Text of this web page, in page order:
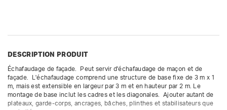
DESCRIPTION PRODUIT
Échafaudage de façade.  Peut servir d'échafaudage de maçon et de
façade.  L'échafaudage comprend une structure de base fixe de 3 m x 1
m, mais est extensible en largeur par 3 m et en hauteur par 2 m. Le
montage de base inclut les cadres et les diagonales.  Ajouter autant de
plateaux, garde-corps, ancrages, bâches, plinthes et stabilisateurs que